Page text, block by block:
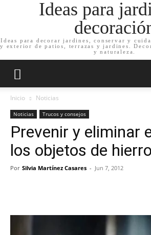
Ideas para
Ideas para decorar jardines, conservar y
y exterior de patios, terrazas y jardines.
y naturaleza.
Inicio Noticias
Noticias Trucos y consejos
Prevenir y eliminar
los objetos de
Por Silvia Martínez Casares - Jun 7, 2012